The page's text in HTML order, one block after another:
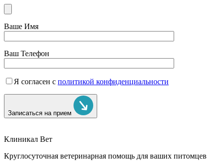
Ваше Имя
Ваш Телефон
Я согласен с политикой конфиденциальности
Записаться на прием
Клиникал Вет
Круглосуточная ветеринарная помощь для ваших питомцев